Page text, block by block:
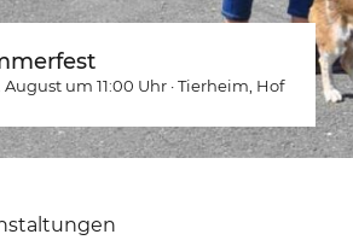
August um 11:00 Uhr ·Tierheim , Hof